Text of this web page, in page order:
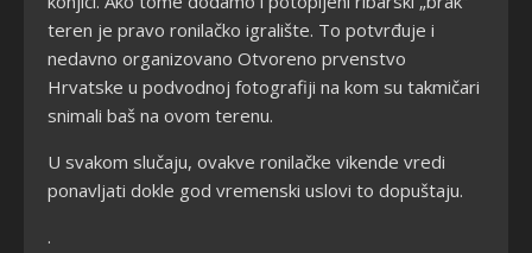
teren je pravo ronilačko igralište. To potvrđuje i
nedavno organizovano Otvoreno prvenstvo
Hrvatske u podvodnoj fotografiji na kom su takmičari
snimali baš na ovom terenu.
U svakom slučaju, ovakve ronilačke vikende vredi
ponavljati dokle god vremenski uslovi to dopuštaju.
.